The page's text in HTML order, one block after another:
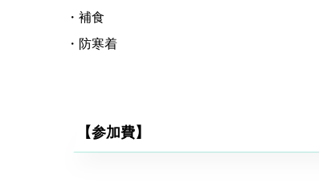
・補食
・防寒着
【参加費】